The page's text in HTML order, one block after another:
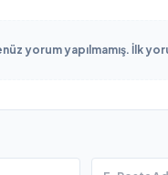
yorum yapılmamış. İlk